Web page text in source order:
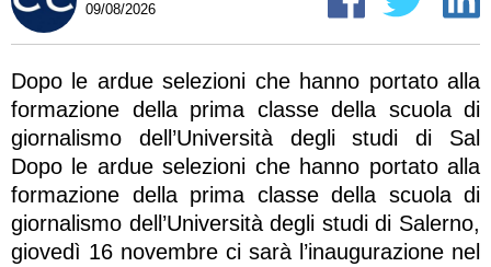
09/08/2026
Dopo le ardue selezioni che hanno portato alla
formazione della prima classe della scuola di
giornalismo dell’Università degli studi di Sal
Dopo le ardue selezioni che hanno portato alla
formazione della prima classe della scuola di
giornalismo dell’Università degli studi di Salerno,
giovedì 16 novembre ci sarà l’inaugurazione nel